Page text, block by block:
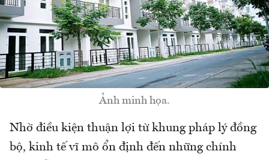
Ảnh minh họa.
Nhờ điều kiện thuận lợi từ khung pháp lý đồng
bộ, kinh tế vĩ mô ổn định đến những chính